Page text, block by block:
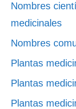
Nombres
medicinales
Nombres
Plantas
Plantas
Plantas